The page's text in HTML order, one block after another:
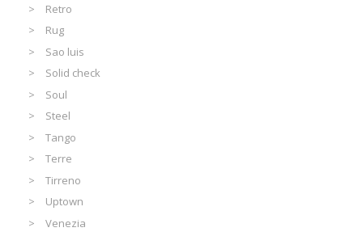
Retro
Rug
Sao luis
Solid check
Soul
Steel
Tango
Terre
Tirreno
Uptown
Venezia